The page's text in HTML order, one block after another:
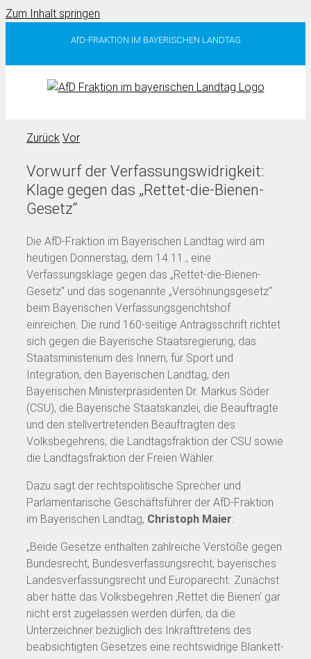
Zum Inhalt springen
AfD-FRAKTION IM BAYERISCHEN LANDTAG
Zurück Vor
Vorwurf der Verfassungswidrigkeit:
Klage gegen das „Rettet-die-Bienen-
Gesetz“
Die AfD-Fraktion im Bayerischen Landtag wird am
heutigen Donnerstag, dem 14.11., eine
Verfassungsklage gegen das „Rettet-die-Bienen-
Gesetz“ und das sogenannte „Versöhnungsgesetz“
beim Bayerischen Verfassungsgerichtshof
einreichen. Die rund 160-seitige Antragsschrift richtet
sich gegen die Bayerische Staatsregierung, das
Staatsministerium des Innern, für Sport und
Integration, den Bayerischen Landtag, den
Bayerischen Ministerpräsidenten Dr. Markus Söder
(CSU), die Bayerische Staatskanzlei, die Beauftragte
und den stellvertretenden Beauftragten des
Volksbegehrens, die Landtagsfraktion der CSU sowie
die Landtagsfraktion der Freien Wähler.
Dazu sagt der rechtspolitische Sprecher und
Parlamentarische Geschäftsführer der AfD-Fraktion
im Bayerischen Landtag, Christoph Maier:
„Beide Gesetze enthalten zahlreiche Verstöße gegen
Bundesrecht, Bundesverfassungsrecht, bayerisches
Landesverfassungsrecht und Europarecht. Zunächst
aber hätte das Volksbegehren ‚Rettet die Bienen‘ gar
nicht erst zugelassen werden dürfen, da die
Unterzeichner bezüglich des Inkrafttretens des
beabsichtigten Gesetzes eine rechtswidrige Blankett-